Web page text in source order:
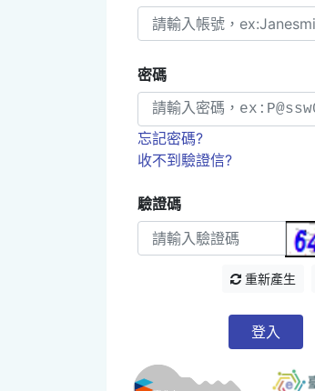
密碼
忘記密碼?
收不到驗證信?
驗證碼
重新產生
登入